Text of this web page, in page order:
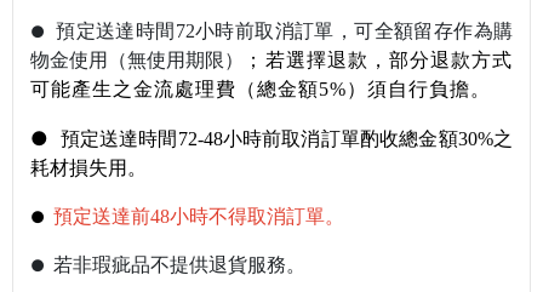
●
預定送達時間72小時前取消訂單，可全額留存作為購
物金使用（無使用期限）
；若選擇退款，部分退款方式
可能產生之金流處理費（總金額5%）須自行負擔。
●
預定送達時間72-48小時前取消訂單酌收總金額30%之
耗材損失用。
● 預定送達前48小時不得取消訂單。
● 若非瑕疵品不提供退貨服務。